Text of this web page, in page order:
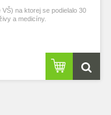
na ktorej se podielalo 30
a medicíny.